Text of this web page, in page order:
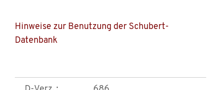
Hinweise zur Benutzung der Schubert-
Datenbank